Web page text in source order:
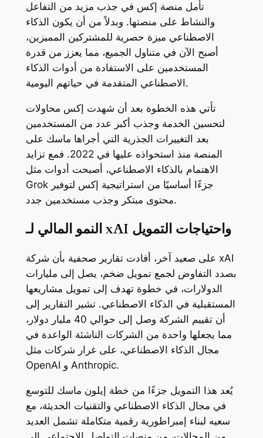
تأمل منصة إكس في جذب مزيد من التفاعل
والنشاط على منصتها. وبدلاً من أن يكون الذكاء
الاصطناعي ميزة حصرية للمشتركين المميزين،
أصبح الآن في متناول الجميع، مما يعزز من قدرة
المستخدمين على الاستفادة من أدوات الذكاء
الاصطناعي المتقدمة في حياتهم اليومية.
تأتي هذه الخطوة بعد أن شهدت إكس محاولات
لتحسين الخدمة وجذب أكبر عدد من المستخدمين
بعد التغييرات الجذرية التي أجراها ماسك على
المنصة منذ استحواذه عليها في 2022. فمع تزايد
الاهتمام بالذكاء الاصطناعي، أصبحت أدوات مثل
Grok جزءًا أساسيًا من استراتيجية إكس لتوفير
محتوى مبتكر وجذب مستخدمين جدد.
النمو المالي لـ xAI واحتياجات التمويل
على صعيد آخر، أفادت تقارير صحفية بأن شركة xAI
بصدد التفاوض لجمع تمويل ضخم، يصل إلى مليارات
الدولارات، في خطوة تهدف إلى تمويل مشاريعها
المستقبلية في الذكاء الاصطناعي. تشير التقارير إلى
أن تقييم الشركة وصل إلى حوالي 40 مليار دولار،
مما يجعلها واحدة من الشركات الناشئة الواعدة في
مجال الذكاء الاصطناعي، على غرار شركات مثل
OpenAI و Anthropic.
يُعد هذا التمويل جزءًا من خطة إيلون ماسك للتوسع
في مجال الذكاء الاصطناعي والتقنيات الحديثة، مع
سعيه لبناء إمبراطورية رقمية متكاملة تشمل العديد